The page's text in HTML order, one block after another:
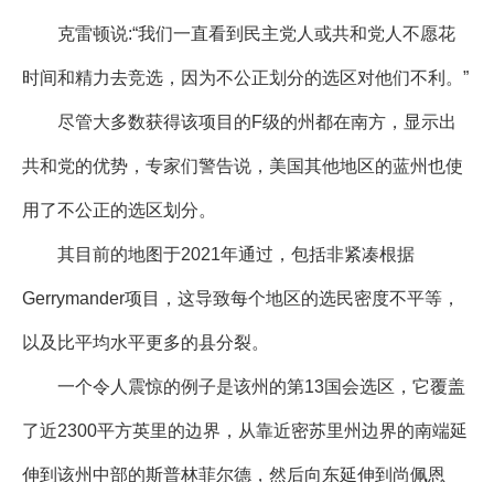
克雷顿说:“我们一直看到民主党人或共和党人不愿花
时间和精力去竞选，因为不公正划分的选区对他们不利。”
尽管大多数获得该项目的F级的州都在南方，显示出
共和党的优势，专家们警告说，美国其他地区的蓝州也使
用了不公正的选区划分。
其目前的地图于2021年通过，包括非紧凑根据
Gerrymander项目，这导致每个地区的选民密度不平等，
以及比平均水平更多的县分裂。
一个令人震惊的例子是该州的第13国会选区，它覆盖
了近2300平方英里的边界，从靠近密苏里州边界的南端延
伸到该州中部的斯普林菲尔德，然后向东延伸到尚佩恩